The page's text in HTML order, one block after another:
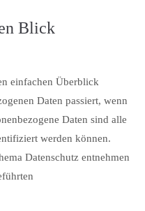
Blick
einfachen Überblick
Daten passiert, wenn
Daten sind alle
werden können.
Datenschutz entnehmen